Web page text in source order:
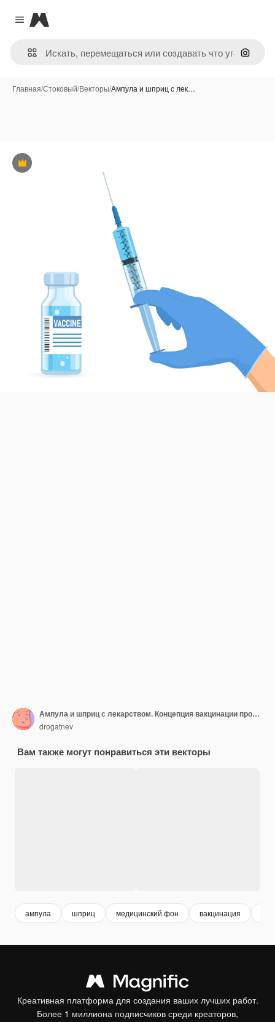
Close menu
Magnific
Поиск
Главная/Стоковый/Векторы/Ампула и шприц с лек…
Премиум
Ампула и шприц с лекарством. Концепция вакцинации против коронавируса covid 19. Иглы для инъекционных шприцев. Медицинское оборудование. Здравоохранение, больница и медицинская диагностика.
drogatnev
Вам также могут понравиться эти векторы
ампула шприц медицинский фон вакцинация
Креативная платформа для создания ваших лучших работ.
Более 1 миллиона подписчиков среди креаторов,